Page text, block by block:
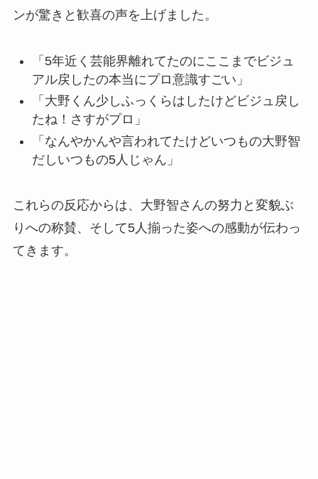
ンが驚きと歓喜の声を上げました。
「5年近く芸能界離れてたのにここまでビジュ
アル戻したの本当にプロ意識すごい」
「大野くん少しふっくらはしたけどビジュ戻し
たね！さすがプロ」
「なんやかんや言われてたけどいつもの大野智
だしいつもの5人じゃん」
これらの反応からは、大野智さんの努力と変貌ぶ
りへの称賛、そして5人揃った姿への感動が伝わっ
てきます。